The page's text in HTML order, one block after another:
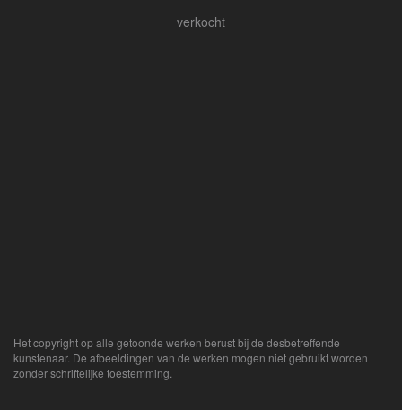
verkocht
Het copyright op alle getoonde werken berust bij de desbetreffende
kunstenaar. De afbeeldingen van de werken mogen niet gebruikt worden
zonder schriftelijke toestemming.